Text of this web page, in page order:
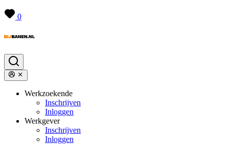
0
Werkzoekende
Inschrijven
Inloggen
Werkgever
Inschrijven
Inloggen